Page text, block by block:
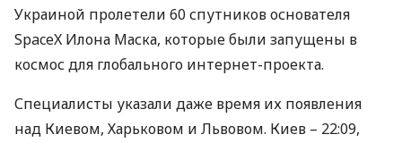
Украиной пролетели 60 спутников основателя
SpaceX Илона Маска, которые были запущены в
космос для глобального интернет-проекта.
Специалисты указали даже время их появления
над Киевом, Харьковом и Львовом. Киев – 22:09,